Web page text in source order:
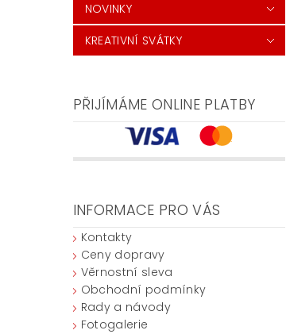
NOVINKY
KREATIVNÍ SVÁTKY
PŘIJÍMÁME ONLINE PLATBY
INFORMACE PRO VÁS
Kontakty
Ceny dopravy
Věrnostní sleva
Obchodní podmínky
Rady a návody
Fotogalerie